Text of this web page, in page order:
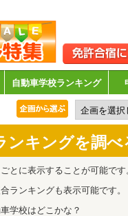
自動車学校ランキング
ンキングを調べ
とに表示することが可能です
ランキングも表示可能です。
学校はどこかな？